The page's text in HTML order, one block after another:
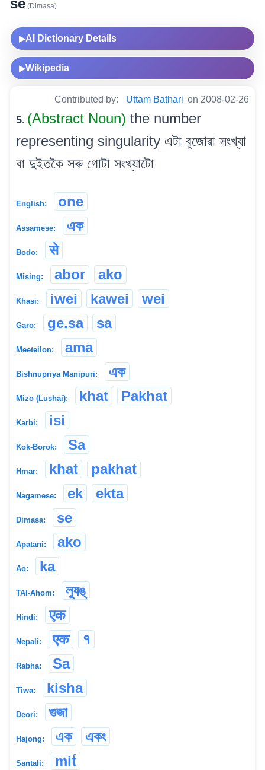
se (Dimasa)
▶AI Dictionary Details
▶Wikipedia
Contributed by: Uttam Bathari on 2008-02-26
5. (Abstract Noun) the number
representing singularity এটা বুজোৱা সংখ্যা
বা দুইতকৈ সৰু গোটা সংখ্যাটো
English: one
Assamese: এক
Bodo: से
Mising: abor ako
Khasi: iwei kawei wei
Garo: ge.sa sa
Meeteilon: ama
Bishnupriya Manipuri: এক
Mizo (Lushai): khat Pakhat
Karbi: isi
Kok-Borok: Sa
Hmar: khat pakhat
Nagamese: ek ekta
Dimasa: se
Apatani: ako
Ao: ka
TAI-Ahom: ল্যুঙ্
Hindi: एक
Nepali: एक १
Rabha: Sa
Tiwa: kisha
Deori: গুজা
Hajong: এক একং
Santali: mit́